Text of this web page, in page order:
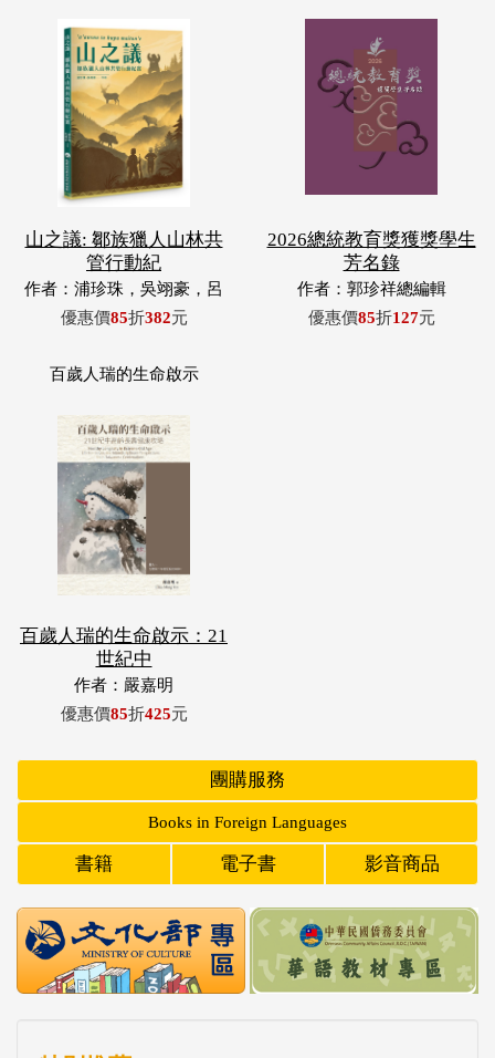
山之議: 鄒族獵人山林共
管行動紀
作者：浦珍珠，吳翊豪，呂
翊齊，張惠東，許玉青，王
優惠價85折382元
2026總統教育獎獲獎學生
芳名錄
作者：郭珍祥總編輯
優惠價85折127元
百歲人瑞的生命啟示
百歲人瑞的生命啟示：21
世紀中
作者：嚴嘉明
優惠價85折425元
團購服務
Books in Foreign Languages
書籍 電子書 影音商品